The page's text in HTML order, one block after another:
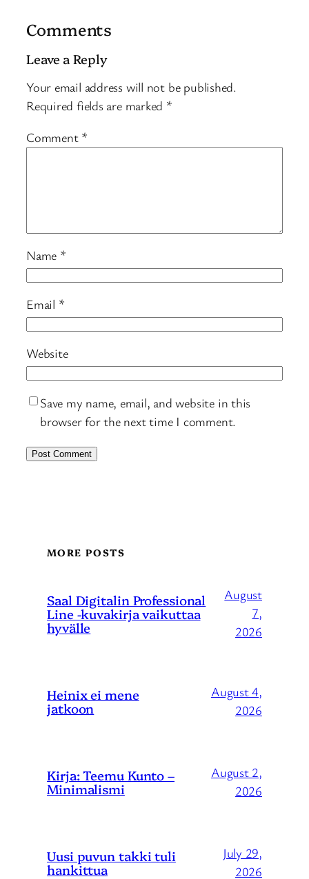
Comments
Leave a Reply
Your email address will not be published.
Required fields are marked *
Comment *
Name *
Email *
Website
Save my name, email, and website in this
browser for the next time I comment.
MORE POSTS
Saal Digitalin Professional
Line -kuvakirja vaikuttaa
hyvälle
August
7,
2026
Heinix ei mene
jatkoon
August 4,
2026
Kirja: Teemu Kunto –
Minimalismi
August 2,
2026
Uusi puvun takki tuli
hankittua
July 29,
2026